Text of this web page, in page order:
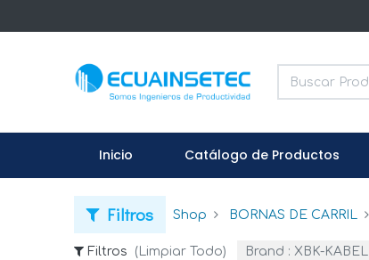
Inicio Catálogo de Productos
Filtros Shop BORNAS DE CARRIL
Filtros (Limpiar Todo) Brand : XBK-KABEL